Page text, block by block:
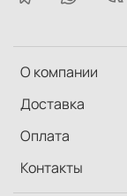
О компании
Доставка
Оплата
Контакты